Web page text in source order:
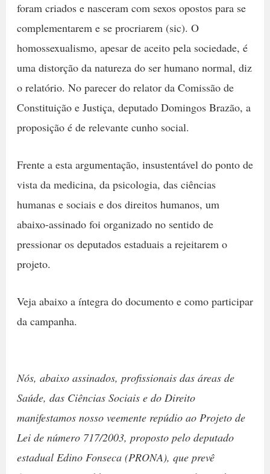
foram criados e nasceram com sexos opostos para se
complementarem e se procriarem (sic). O
homossexualismo, apesar de aceito pela sociedade, é
uma distorção da natureza do ser humano normal, diz
o relatório. No parecer do relator da Comissão de
Constituição e Justiça, deputado Domingos Brazão, a
proposição é de relevante cunho social.
Frente a esta argumentação, insustentável do ponto de
vista da medicina, da psicologia, das ciências
humanas e sociais e dos direitos humanos, um
abaixo-assinado foi organizado no sentido de
pressionar os deputados estaduais a rejeitarem o
projeto.
Veja abaixo a íntegra do documento e como participar
da campanha.
Nós, abaixo assinados, profissionais das áreas de
Saúde, das Ciências Sociais e do Direito
manifestamos nosso veemente repúdio ao Projeto de
Lei de número 717/2003, proposto pelo deputado
estadual Edino Fonseca (PRONA), que prevê